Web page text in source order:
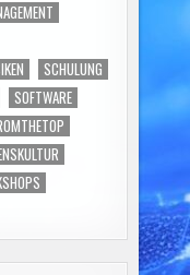
SCHULUNG
SOFTWARE